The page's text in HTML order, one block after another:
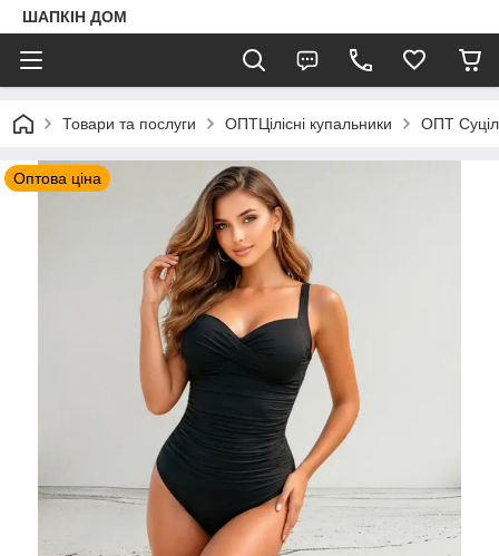
ШАПКIН ДОМ
Товари та послуги ОПТЦілісні купальники ОПТ
Оптова ціна